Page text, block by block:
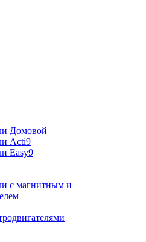
Домовой
Acti9
Easy9
с магнитным и